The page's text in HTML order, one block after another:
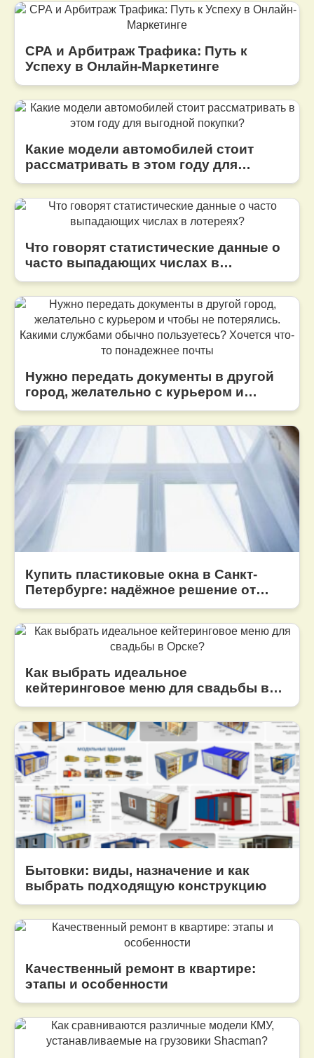
СРА и Арбитраж Трафика: Путь к
Успеху в Онлайн-Маркетинге
Какие модели автомобилей стоит
рассматривать в этом году для
выгодной покупки?
Что говорят статистические данные о
часто выпадающих числах в
лотереях?
Нужно передать документы в другой
город, желательно с курьером и
чтобы не потерялись. Какими
службами обычно пользуетесь?
Хочется что-то понадежнее почты
Купить пластиковые окна в Санкт-
Петербурге: надёжное решение от
компании «Афина Окна»
Как выбрать идеальное
кейтеринговое меню для свадьбы в
Орске?
Бытовки: виды, назначение и как
выбрать подходящую конструкцию
Качественный ремонт в квартире:
этапы и особенности